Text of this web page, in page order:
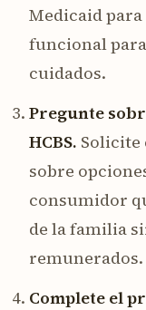
Medicaid
funcional
cuidados.
Pregunte
HCBS.
sobre
consumidor
de la familia
remunerados.
Complete el